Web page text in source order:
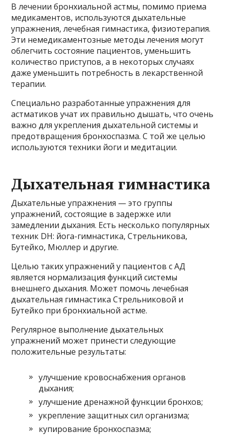
В лечении бронхиальной астмы, помимо приема
медикаментов, используются дыхательные
упражнения, лечебная гимнастика, физиотерапия.
Эти немедикаментозные методы лечения могут
облегчить состояние пациентов, уменьшить
количество приступов, а в некоторых случаях
даже уменьшить потребность в лекарственной
терапии.
Специально разработанные упражнения для
астматиков учат их правильно дышать, что очень
важно для укрепления дыхательной системы и
предотвращения бронхоспазма. С той же целью
используются техники йоги и медитации.
Дыхательная гимнастика
Дыхательные упражнения — это группы
упражнений, состоящие в задержке или
замедлении дыхания. Есть несколько популярных
техник DH: йога-гимнастика, Стрельникова,
Бутейко, Мюллер и другие.
Целью таких упражнений у пациентов с АД
является нормализация функций системы
внешнего дыхания. Может помочь лечебная
дыхательная гимнастика Стрельниковой и
Бутейко при бронхиальной астме.
Регулярное выполнение дыхательных
упражнений может принести следующие
положительные результаты:
улучшение кровоснабжения органов
дыхания;
улучшение дренажной функции бронхов;
укрепление защитных сил организма;
купирование бронхоспазма;